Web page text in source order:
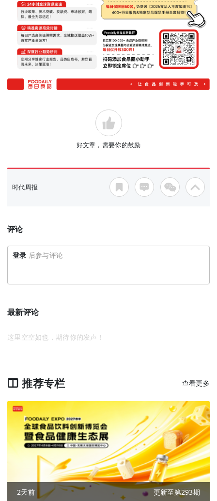
好文章，需要你的鼓励
时代周报
评论
登录 后参与评论
最新评论
这里空空如也，期待你的发声！
推荐专栏 查看更多
2天前 更新至第293期